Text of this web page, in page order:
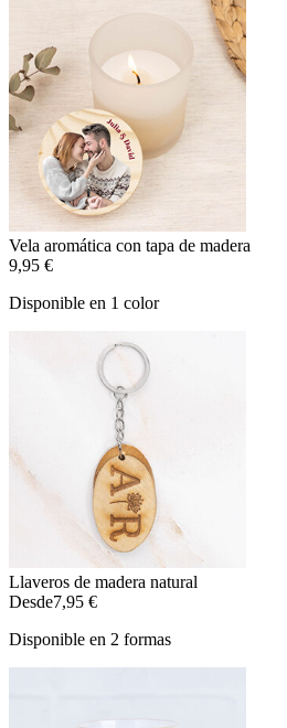
Vela aromática con tapa de madera
9,95 €
Disponible en 1 color
Llaveros de madera natural
Desde7,95 €
Disponible en 2 formas